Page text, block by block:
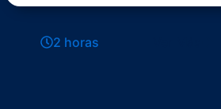
2 horas